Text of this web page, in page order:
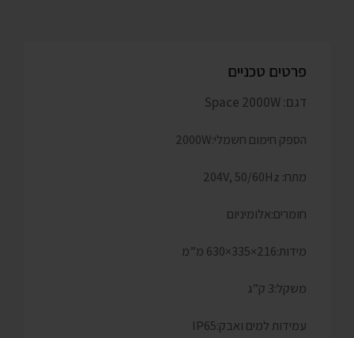
פרטים טכניים
דגם: Space 2000W
הספק חימום חשמלי:2000W
מתח: 204V, 50/60Hz
חומרים:אלומיניום
מידות:216×335×630 מ”מ
משקל:3 ק”ג
עמידות למים ואבק:IP65